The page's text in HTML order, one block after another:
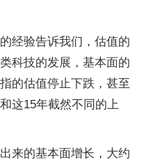
经验告诉我们，估值的
科技的发展，基本面的
的估值停止下跌，甚至
这15年截然不同的上
来的基本面增长，大约